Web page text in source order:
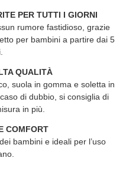
PER TUTTI I GIORNI
rumore fastidioso, grazie
per bambini a partire dai 5
QUALITÀ
suola in gomma e soletta in
di dubbio, si consiglia di
in più.
COMFORT
bambini e ideali per l’uso